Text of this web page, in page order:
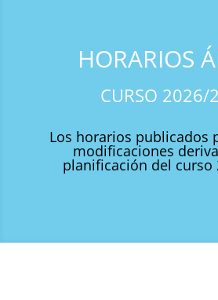
HORARIOS
CURSO 2026/
Los horarios publicados
modificaciones
planificación del curso